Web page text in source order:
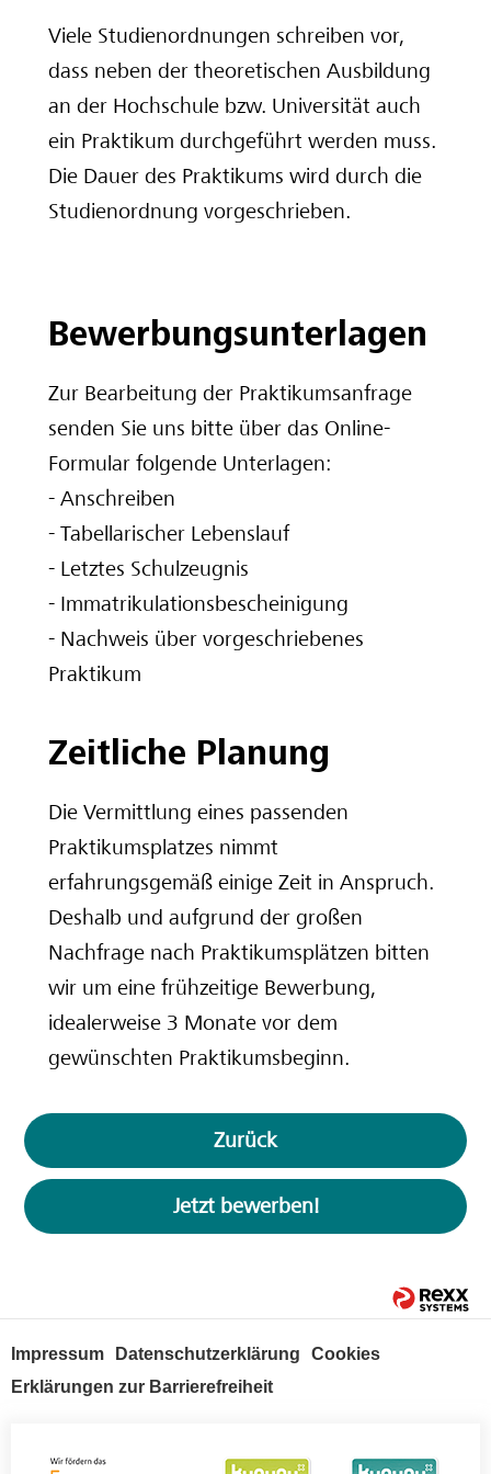
Deine Ausbilderinnen und Ausbilder
Viele Studienordnungen schreiben vor,
dass neben der theoretischen Ausbildung
an der Hochschule bzw. Universität auch
ein Praktikum durchgeführt werden muss.
Die Dauer des Praktikums wird durch die
Studienordnung vorgeschrieben.
Bewerbungsunterlagen
Zur Bearbeitung der Praktikumsanfrage
senden Sie uns bitte über das Online-
Formular folgende Unterlagen:
- Anschreiben
- Tabellarischer Lebenslauf
- Letztes Schulzeugnis
- Immatrikulationsbescheinigung
- Nachweis über vorgeschriebenes
Praktikum
Zeitliche Planung
Die Vermittlung eines passenden
Praktikumsplatzes nimmt
erfahrungsgemäß einige Zeit in Anspruch.
Deshalb und aufgrund der großen
Nachfrage nach Praktikumsplätzen bitten
wir um eine frühzeitige Bewerbung,
idealerweise 3 Monate vor dem
gewünschten Praktikumsbeginn.
Zurück
Jetzt bewerben!
Impressum Datenschutzerklärung
Cookies
Erklärungen zur Barrierefreiheit